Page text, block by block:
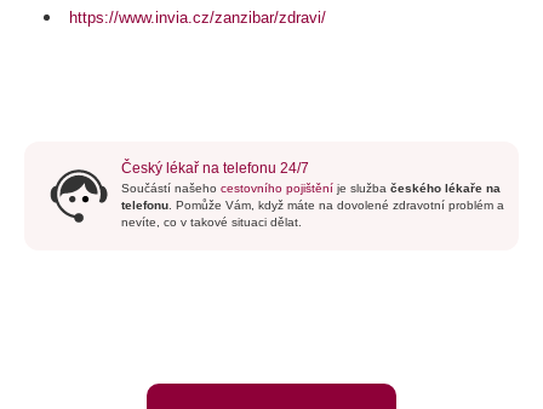
https://www.invia.cz/zanzibar/zdravi/
Český lékař na telefonu 24/7
Součástí našeho cestovního pojištěníje služba českého lékaře na
telefonu. Pomůže Vám, když máte na dovolené zdravotní problém a
nevíte, co v takové situaci dělat.